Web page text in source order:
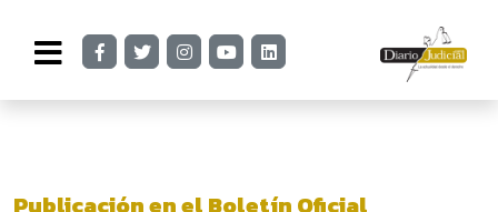
Publicación en el Boletín Oficial